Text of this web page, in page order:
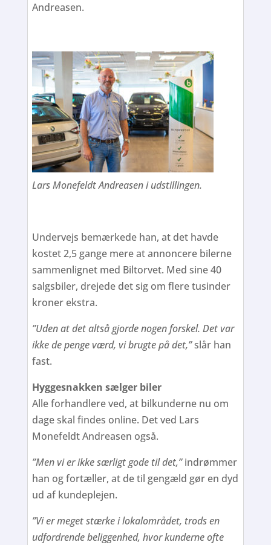
Andreasen.
Lars Monefeldt Andreasen i udstillingen.
Undervejs bemærkede han, at det havde
kostet 2,5 gange mere at annoncere bilerne
sammenlignet med Biltorvet. Med sine 40
salgsbiler, drejede det sig om flere tusinder
kroner ekstra.
”Uden at det altså gjorde nogen forskel. Det var
ikke de penge værd, vi brugte på det,”slår han
fast.
Hyggesnakken sælger biler
Alle forhandlere ved, at bilkunderne nu om
dage skal findes online. Det ved Lars
Monefeldt Andreasen også.
”Men vi er ikke særligt gode til det,”indrømmer
han og fortæller, at de til gengæld gør en dyd
ud af kundeplejen.
”Vi er meget stærke i lokalområdet, trods en
udfordrende beliggenhed, hvor kunderne ofte